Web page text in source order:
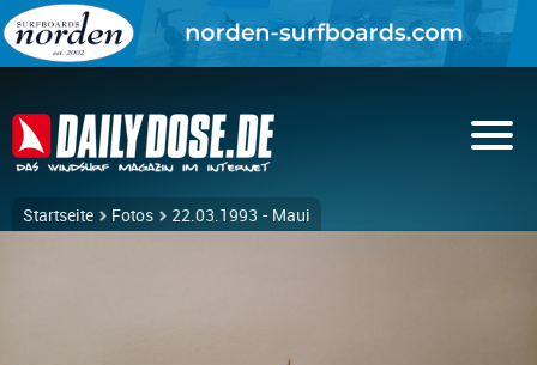
Startseite Fotos 22.03.1993 - Maui